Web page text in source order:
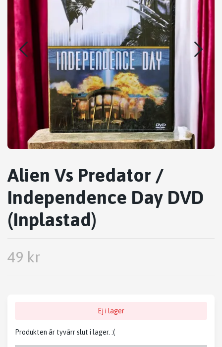
Alien Vs Predator /
Independence Day DVD
(Inplastad)
49 kr
Ej i lager
Produkten är tyvärr slut i lager. :(